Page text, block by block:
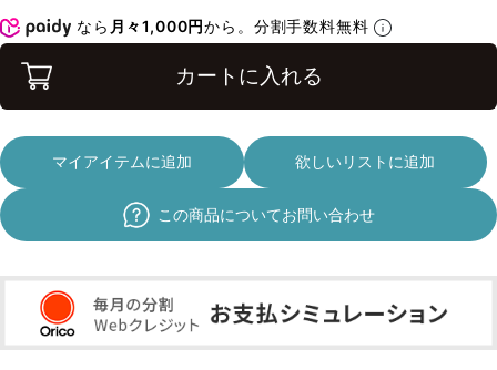
なら 月々1,000円から。分割手数料無料
カートに入れる
マイアイテムに追加 欲しいリストに追加
この商品についてお問い合わせ